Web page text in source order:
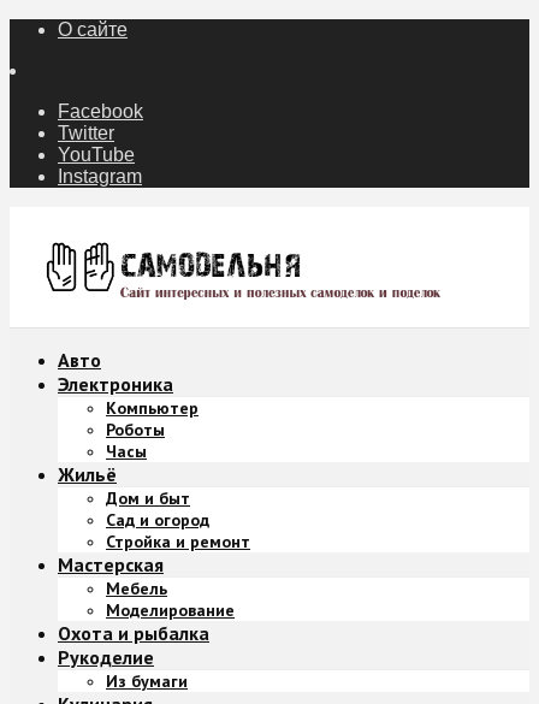
О сайте
Facebook
Twitter
YouTube
Instagram
Авто
Электроника
Компьютер
Роботы
Часы
Жильё
Дом и быт
Сад и огород
Стройка и ремонт
Мастерская
Мебель
Моделирование
Охота и рыбалка
Рукоделие
Из бумаги